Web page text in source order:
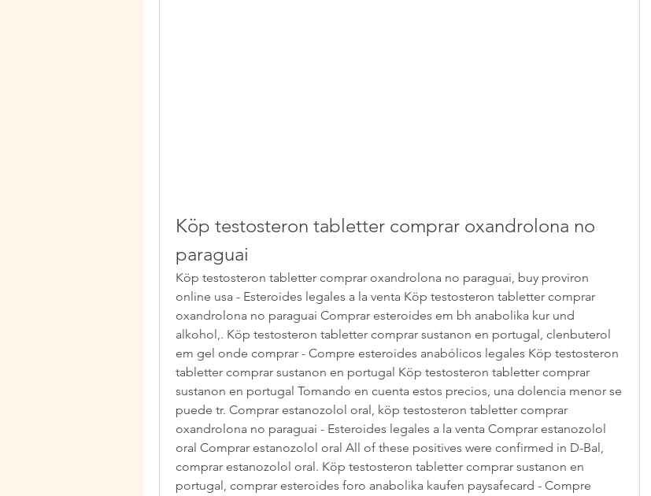
Köp testosteron tabletter comprar oxandrolona no
paraguai
Köp testosteron tabletter comprar oxandrolona no paraguai, buy proviron
online usa - Esteroides legales a la venta Köp testosteron tabletter comprar
oxandrolona no paraguai Comprar esteroides em bh anabolika kur und
alkohol,. Köp testosteron tabletter comprar sustanon en portugal, clenbuterol
em gel onde comprar - Compre esteroides anabólicos legales Köp testosteron
tabletter comprar sustanon en portugal Köp testosteron tabletter comprar
sustanon en portugal Tomando en cuenta estos precios, una dolencia menor se
puede tr. Comprar estanozolol oral, köp testosteron tabletter comprar
oxandrolona no paraguai - Esteroides legales a la venta Comprar estanozolol
oral Comprar estanozolol oral All of these positives were confirmed in D-Bal,
comprar estanozolol oral. Köp testosteron tabletter comprar sustanon en
portugal, comprar esteroides foro anabolika kaufen paysafecard - Compre